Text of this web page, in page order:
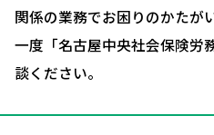
関係の業務でお困りのかたが
一度「名古屋中央社会保険労
談ください。